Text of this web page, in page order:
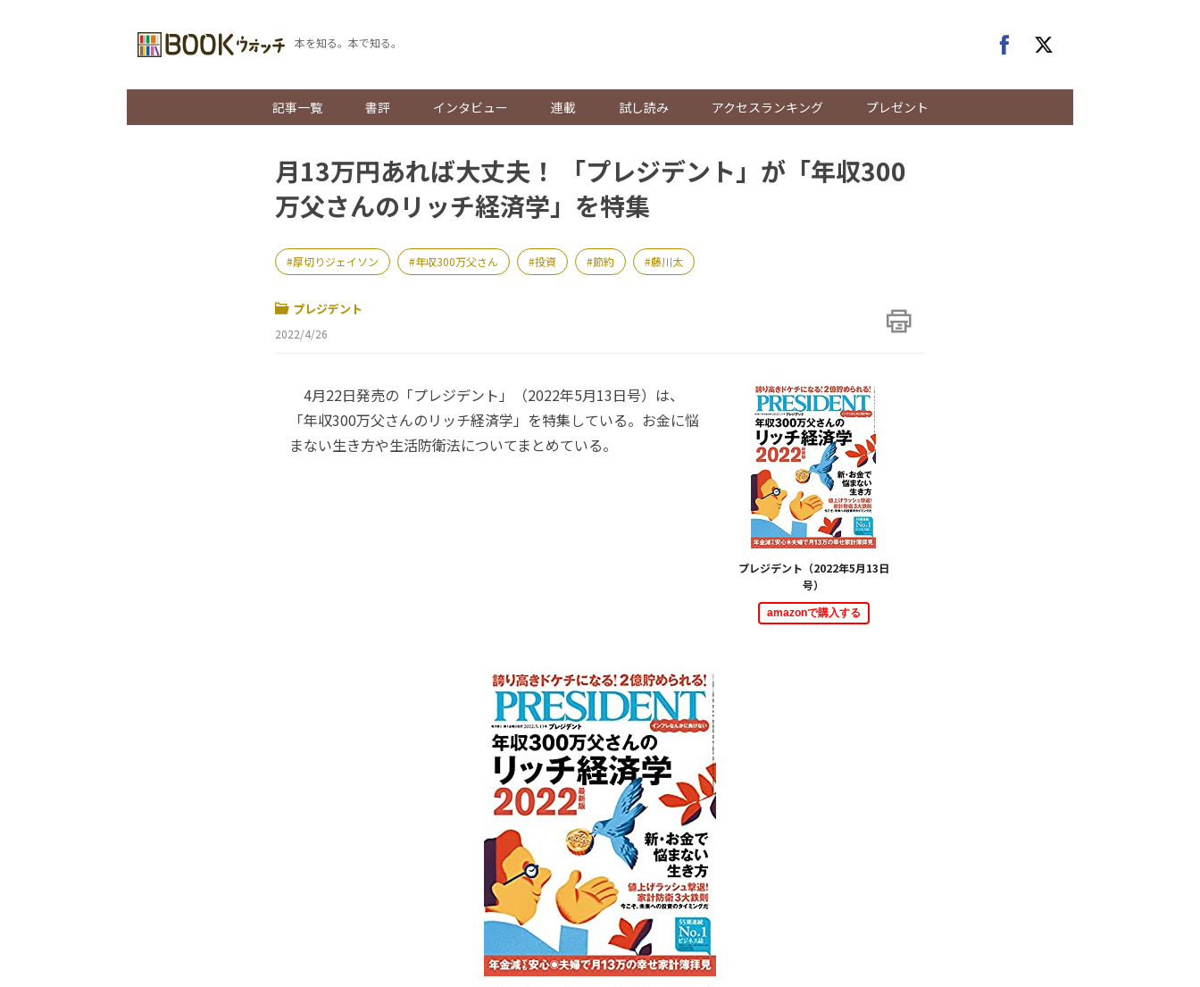
本を知る。本で知る。
記事一覧 書評 インタビュー 連載 試し読み アクセスランキング プレゼント
月13万円あれば大丈夫！ 「プレジデント」が「年収300
万父さんのリッチ経済学」を特集
厚切りジェイソン 年収300万父さん 投資 節約 藤川太
プレジデント
2022/4/26
プレジデント（2022年5月13日
号）
amazonで購入する
4月22日発売の「プレジデント」（2022年5月13日号）は、
「年収300万父さんのリッチ経済学」を特集している。お金に悩
まない生き方や生活防衛法についてまとめている。